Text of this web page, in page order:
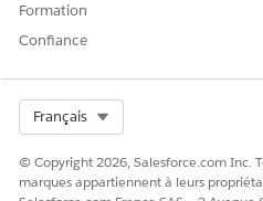
Formation
Confiance
Français
© Copyright 2026, Salesforce.com Inc.
marques appartiennent à leurs